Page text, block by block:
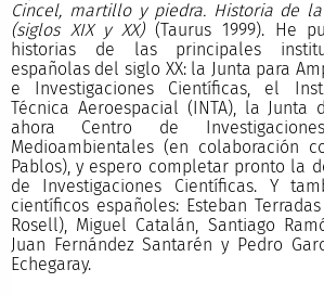
Cincel, martillo y piedra. Historia de
(siglos XIX y XX)(Taurus 1999). He
historias de las principales
españolas del siglo XX: la Junta para
e Investigaciones Científicas, el
Técnica Aeroespacial (INTA), la Junta
ahora Centro de
Medioambientales (en colaboración
Pablos), y espero completar pronto la
de Investigaciones Científicas. Y
científicos españoles: Esteban
Rosell), Miguel Catalán, Santiago
Juan Fernández Santarén y Pedro
Echegaray.